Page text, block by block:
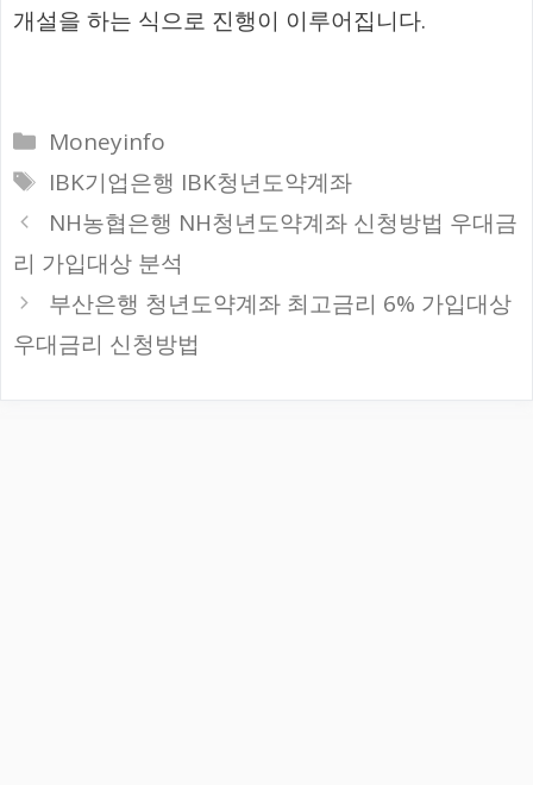
개설을 하는 식으로 진행이 이루어집니다.
카
테
리
Moneyinfo
태
그
IBK기업은행 IBK청년도약계좌
NH농협은행 NH청년도약계좌 신청방법 우대금
리 가입대상 분석
부산은행 청년도약계좌 최고금리 6% 가입대상
우대금리 신청방법